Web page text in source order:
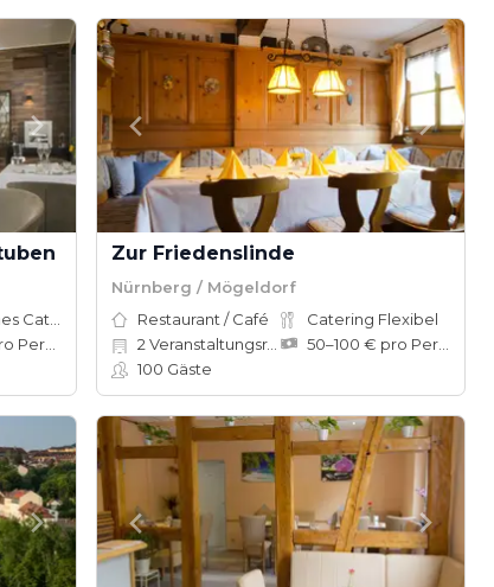
Zur Friedenslinde
Nürnberg / Mögeldorf
Restaurant / Café
Catering Flexibel
2 Veranstaltungsräume
100 Gäste